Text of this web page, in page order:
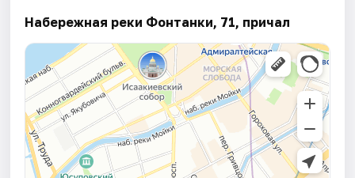
Набережная реки Фонтанки, 71, причал